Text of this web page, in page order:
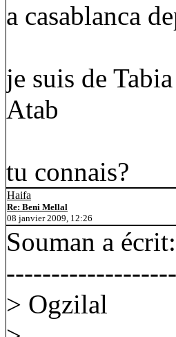
a casablanca
je suis de
Atab
tu connais?
Haifa
Re: Beni Mellal
08 janvier 2009, 12:26
Souman a écrit:
> Ogzilal